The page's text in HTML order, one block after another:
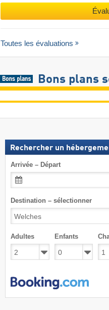
Toutes les évaluations
Bons plans
Rechercher un
Arrivée – Départ
Destination – sélectionner
Adultes Enfants